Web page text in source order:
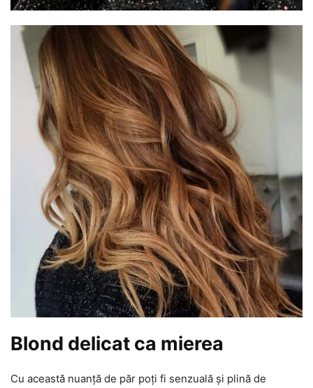
Blond delicat ca mierea
Cu această nuanță de păr poți fi senzuală și plină de